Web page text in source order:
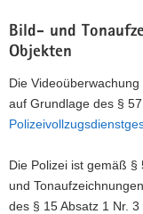
Bild- und
Objekten
Die
auf Grundlage des §
Die Polizei ist gemäß §
und
des § 15 Absatz 1 Nr.